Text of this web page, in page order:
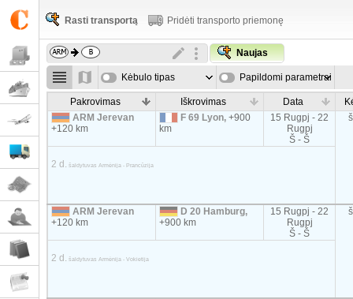
Rasti transportą Pridėti transporto priemonę
Naujas
Kėbulo tipas Papildomi parametrai
Pakrovimas Iškrovimas Data
ARM Jerevan
+120 km
F 69 Lyon,+900
km
15 Rugpj - 22
Rugpj
Š - Š
2 d. šaldytuvas Armėnija - Prancūzija
ARM Jerevan
+120 km
D 20 Hamburg,
+900 km
15 Rugpj - 22
Rugpj
Š - Š
2 d. šaldytuvas Armėnija - Vokietija